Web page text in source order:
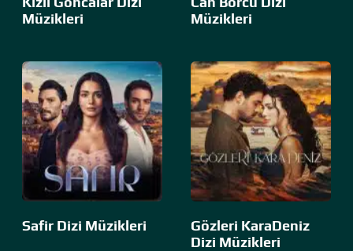
Müzikleri
Müzikleri
Safir Dizi Müzikleri
Gözleri KaraDeniz
Dizi Müzikleri